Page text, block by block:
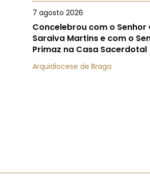
7 agosto 2026
Concelebrou com o
Saraiva Martins e com o
Primaz na Casa Sacerdotal
Arquidiocese de Braga